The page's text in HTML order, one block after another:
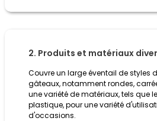
2. Produits et matériaux
Couvre un large éventail de styles
gâteaux, notamment rondes,
une variété de matériaux, tels que
plastique, pour une variété
d'occasions.